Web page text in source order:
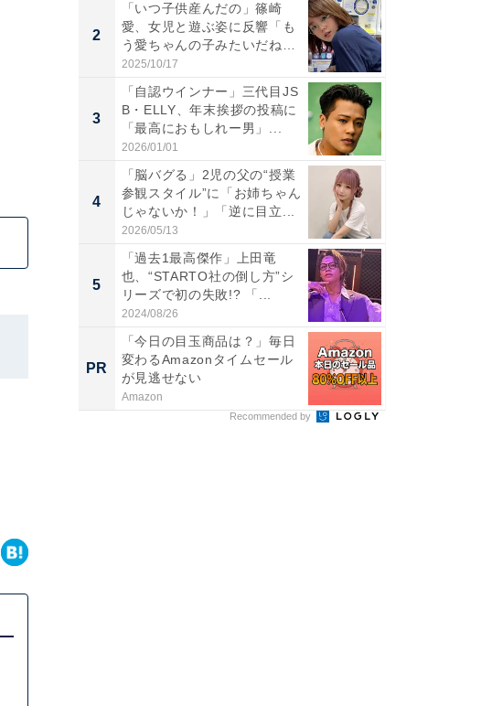
2
「いつ子供産んだの」篠崎
愛、女児と遊ぶ姿に反響「も
う愛ちゃんの子みたいだね」
「完...
2025/10/17
3
「自認ウインナー」三代目JS
B・ELLY、年末挨拶の投稿に
「最高におもしれー男」...
2026/01/01
4
「脳バグる」2児の父の“授業
参観スタイル”に「お姉ちゃん
じゃないか！」「逆に目立...
2026/05/13
5
「過去1最高傑作」上田竜
也、“STARTO社の倒し方”シ
リーズで初の失敗!? 「...
2024/08/26
PR
「今日の目玉商品は？」毎日
変わるAmazonタイムセール
が見逃せない
Amazon
Recommended by